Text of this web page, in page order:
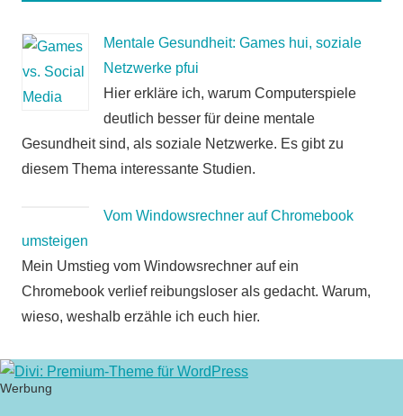
Mentale Gesundheit: Games hui, soziale
Netzwerke pfui
Hier erkläre ich, warum Computerspiele
deutlich besser für deine mentale
Gesundheit sind, als soziale Netzwerke. Es gibt zu
diesem Thema interessante Studien.
Vom Windowsrechner auf Chromebook
umsteigen
Mein Umstieg vom Windowsrechner auf ein
Chromebook verlief reibungsloser als gedacht. Warum,
wieso, weshalb erzähle ich euch hier.
Werbung